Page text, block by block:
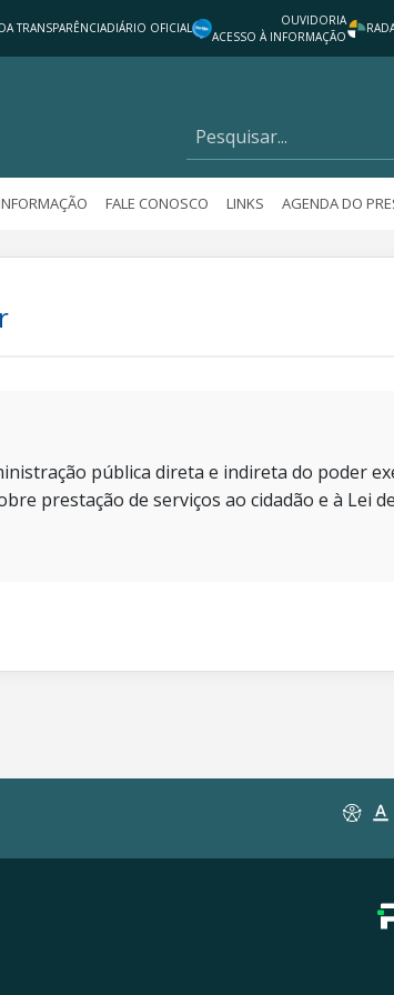
TRANSPARÊNCIADIÁRIO OFICIAL
OUVIDORIA
ACESSO À INFORMAÇÃO
FALE CONOSCO LINKS AGENDA DO
pública direta e indireta do poder
prestação de serviços ao cidadão e à Lei